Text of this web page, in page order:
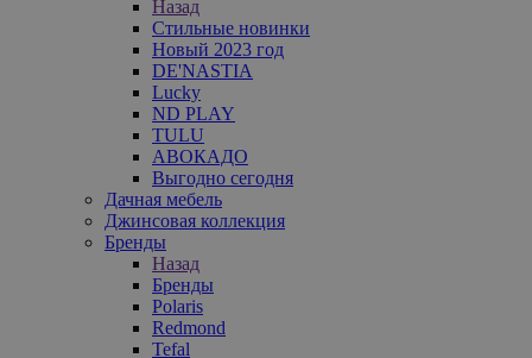
Назад
Стильные новинки
Новый 2023 год
DE'NASTIA
Lucky
ND PLAY
TULU
АВОКАДО
Выгодно сегодня
Дачная мебель
Джинсовая коллекция
Бренды
Назад
Бренды
Polaris
Redmond
Tefal